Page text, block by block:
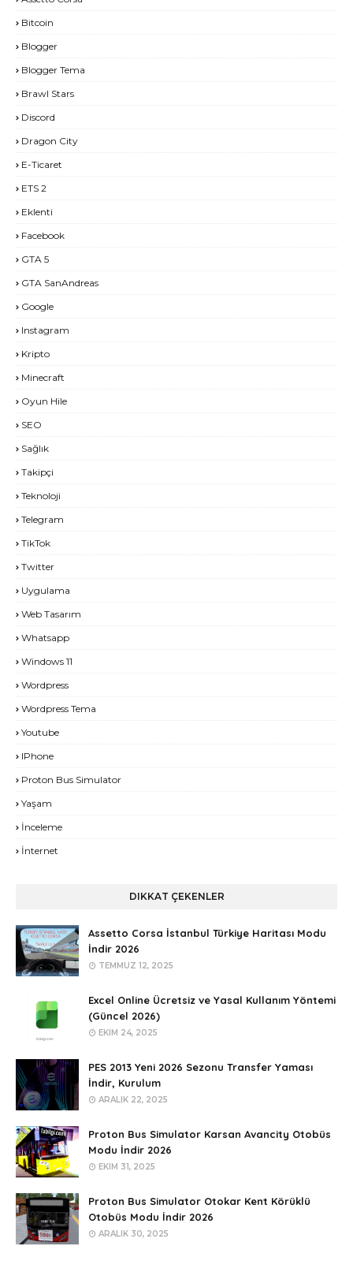
Bitcoin
Blogger
Blogger Tema
Brawl Stars
Discord
Dragon City
E-Ticaret
ETS 2
Eklenti
Facebook
GTA 5
GTA SanAndreas
Google
Instagram
Kripto
Minecraft
Oyun Hile
SEO
Sağlık
Takipçi
Teknoloji
Telegram
TikTok
Twitter
Uygulama
Web Tasarım
Whatsapp
Windows 11
Wordpress
Wordpress Tema
Youtube
IPhone
Proton Bus Simulator
Yaşam
İnceleme
İnternet
DIKKAT ÇEKENLER
Assetto Corsa İstanbul Türkiye Haritası Modu
İndir 2026
TEMMUZ 12, 2025
Excel Online Ücretsiz ve Yasal Kullanım Yöntemi
(Güncel 2026)
EKIM 24, 2025
PES 2013 Yeni 2026 Sezonu Transfer Yaması
İndir, Kurulum
ARALIK 22, 2025
Proton Bus Simulator Karsan Avancity Otobüs
Modu İndir 2026
EKIM 31, 2025
Proton Bus Simulator Otokar Kent Körüklü
Otobüs Modu İndir 2026
ARALIK 30, 2025